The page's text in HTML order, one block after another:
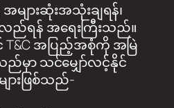
ျားဆုံးအသုံးချရန်၊
းလည်ရန် အရေးကြီးသည်။
အပြည့်အစုံကို အမြဲ
မှာ သင်မျှော်လင့်နိုင်
ျားဖြစ်သည်-